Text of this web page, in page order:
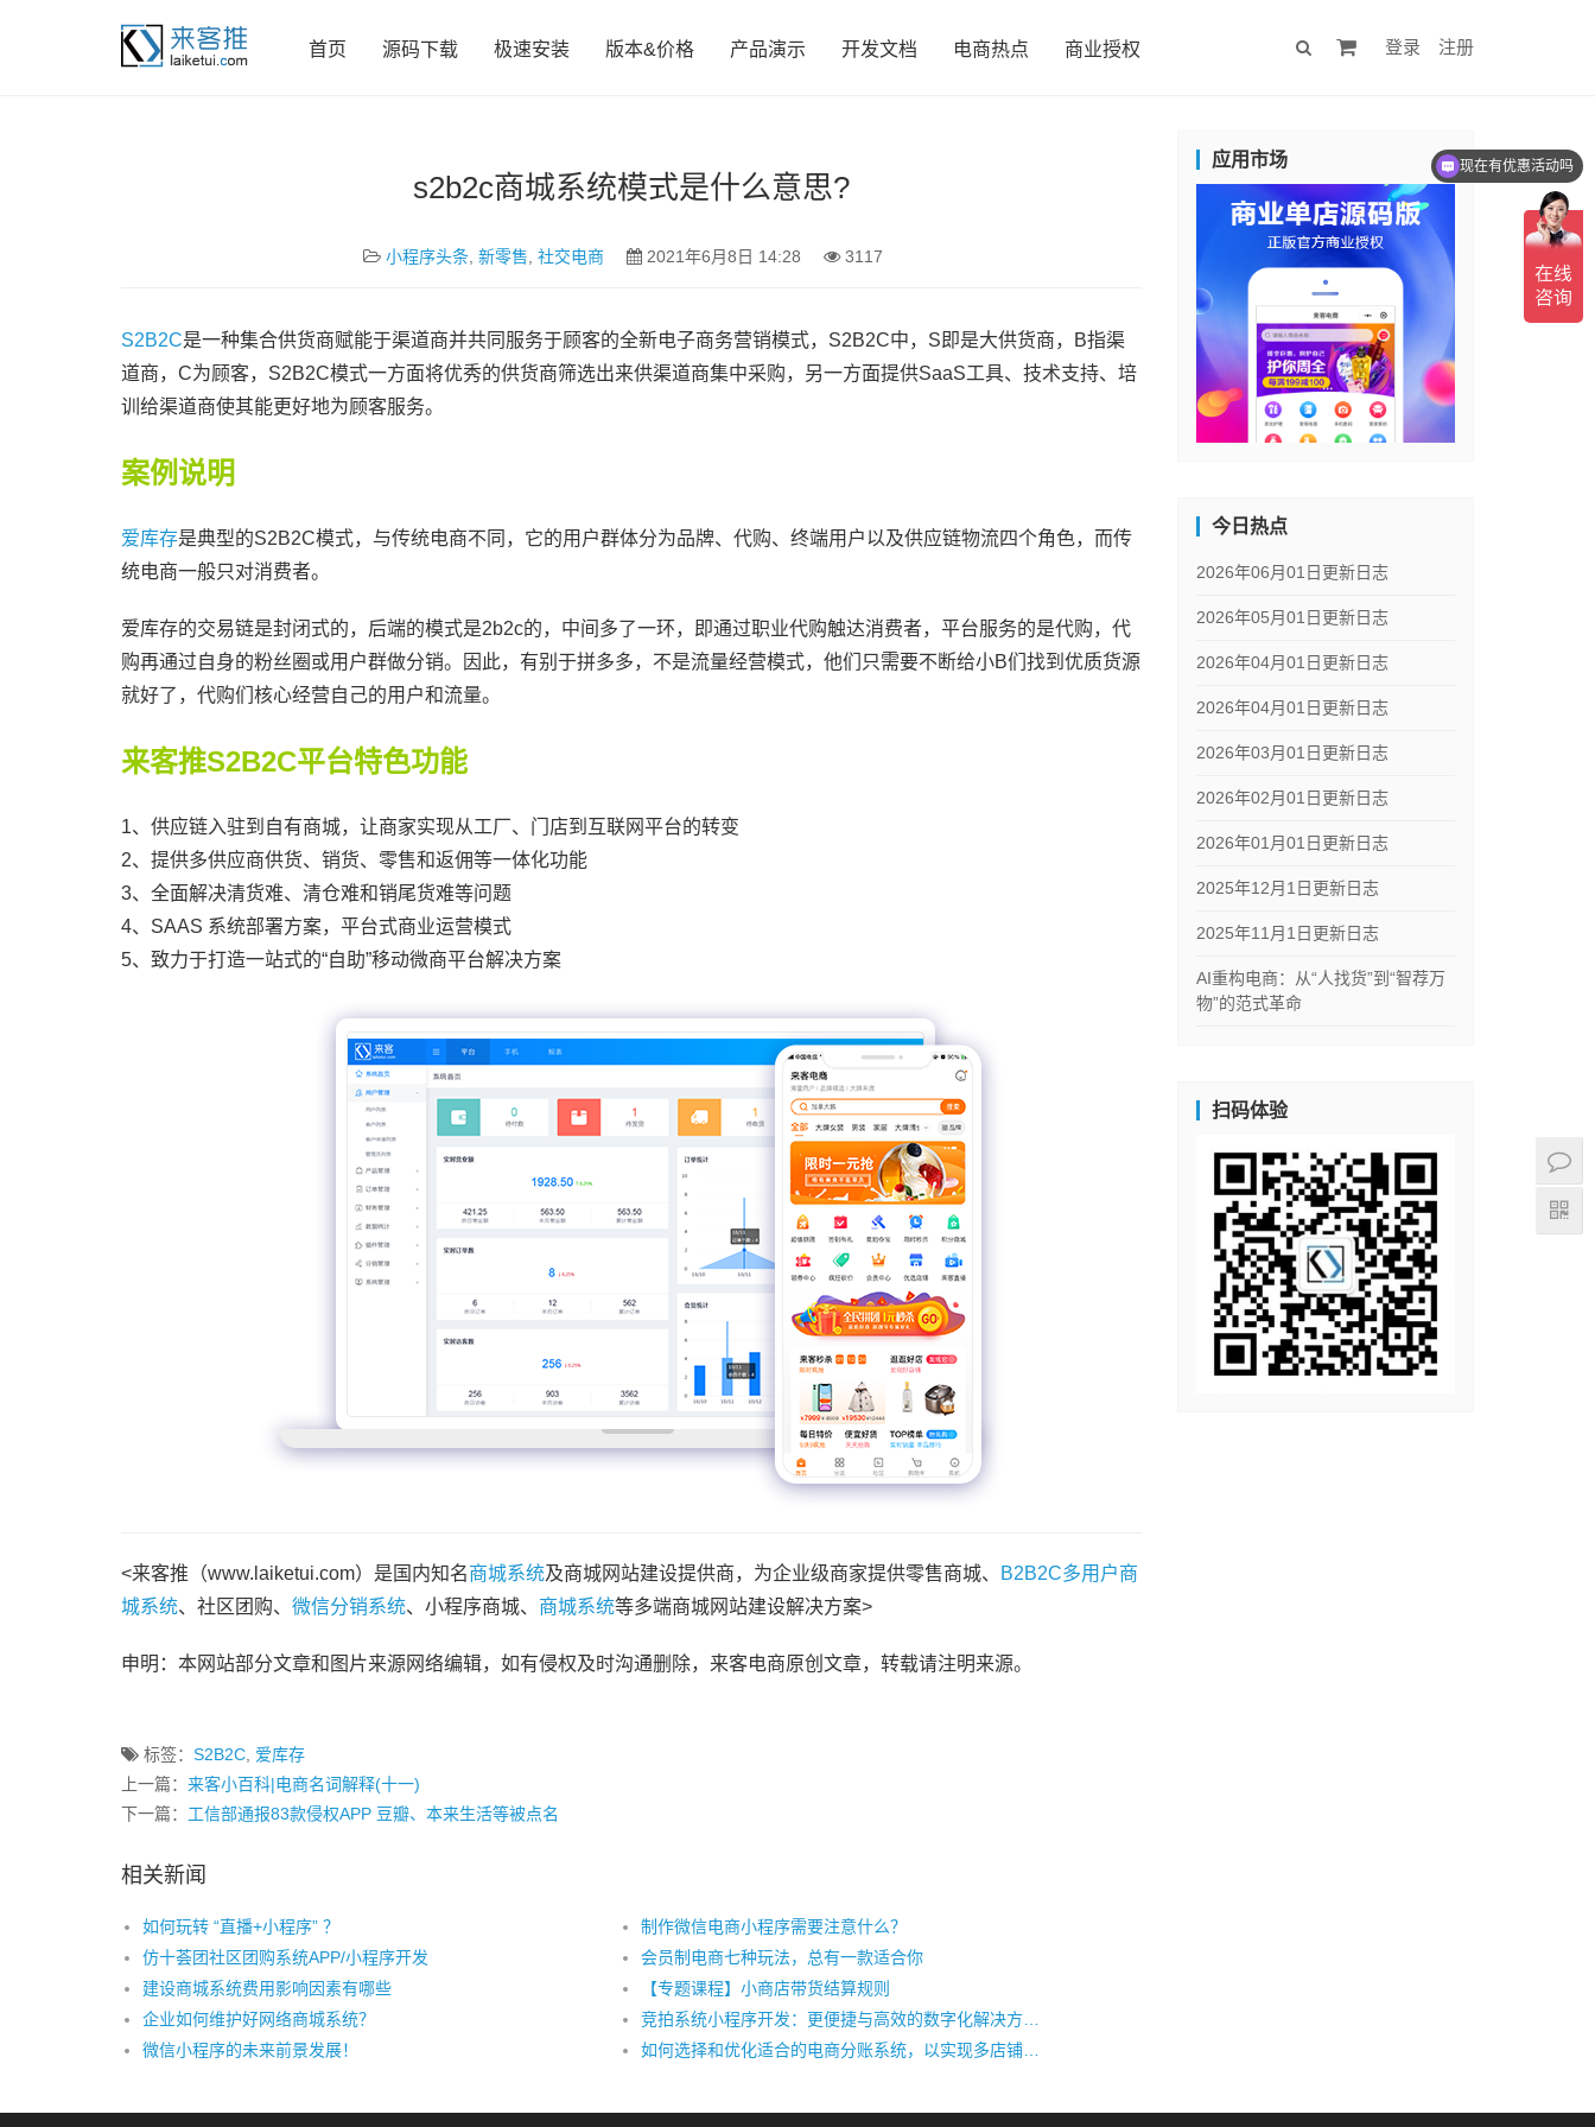
首页 源码下载 极速安装 版本&价格 产品演示 开发文档 电商热点 商业授权 登录 注册
s2b2c商城系统模式是什么意思?
小程序头条, 新零售 社交电商 2021年6月8日 14:28 3117
S2B2C是一种集合供货商赋能于渠道商并共同服务于顾客的全新电子商务营销模式，S2B2C中，S即是大供货商，B指渠
道商，C为顾客，S2B2C模式一方面将优秀的供货商筛选出来供渠道商集中采购，另一方面提供SaaS工具、技术支持、培
训给渠道商使其能更好地为顾客服务。
案例说明
爱库存是典型的S2B2C模式，与传统电商不同，它的用户群体分为品牌、代购、终端用户以及供应链物流四个角色，而传
统电商一般只对消费者。
爱库存的交易链是封闭式的，后端的模式是2b2c的，中间多了一环，即通过职业代购触达消费者，平台服务的是代购，代
购再通过自身的粉丝圈或用户群做分销。因此，有别于拼多多，不是流量经营模式，他们只需要不断给小B们找到优质货源
就好了，代购们核心经营自己的用户和流量。
来客推S2B2C平台特色功能
1、供应链入驻到自有商城，让商家实现从工厂、门店到互联网平台的转变
2、提供多供应商供货、销货、零售和返佣等一体化功能
3、全面解决清货难、清仓难和销尾货难等问题
4、SAAS 系统部署方案，平台式商业运营模式
5、致力于打造一站式的“自助”移动微商平台解决方案
<来客推（www.laiketui.com）是国内知名商城系统及商城网站建设提供商，为企业级商家提供零售商城、
B2B2C多用户商
城系统、社区团购、 微信分销系统、小程序商城、 商城系统等多端商城网站建设解决方案>
申明：本网站部分文章和图片来源网络编辑，如有侵权及时沟通删除，来客电商原创文章，转载请注明来源。
标签： S2B2C 爱库存
上一篇： 来客小百科|电商名词解释(十一)
下一篇： 工信部通报83款侵权APP 豆瓣、本来生活等被点名
相关新闻
如何玩转 “直播+小程序” ？
制作微信电商小程序需要注意什么？
仿十荟团社区团购系统APP/小程序开发
会员制电商七种玩法，总有一款适合你
建设商城系统费用影响因素有哪些
【专题课程】小商店带货结算规则
企业如何维护好网络商城系统？
微信小程序的未来前景发展！
应用市场
今日热点
2026年06月01日更新日志
2026年05月01日更新日志
2026年04月01日更新日志
2026年04月01日更新日志
2026年03月01日更新日志
2026年02月01日更新日志
2026年01月01日更新日志
2025年12月1日更新日志
2025年11月1日更新日志
AI重构电商：从“人找货”到“智荐万
物”的范式革命
扫码体验
现在有优惠活动吗